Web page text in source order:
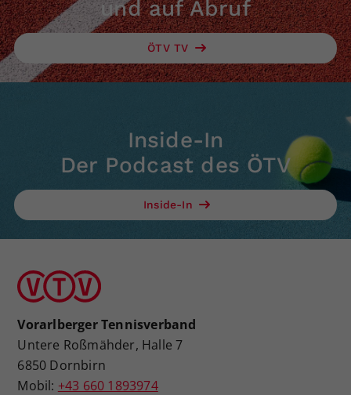
und auf Abruf
ÖTV TV
Inside-In
Der Podcast des ÖTV
Inside-In
Vorarlberger Tennisverband
Untere Roßmähder, Halle 7
6850 Dornbirn
Mobil: +43 660 1893974